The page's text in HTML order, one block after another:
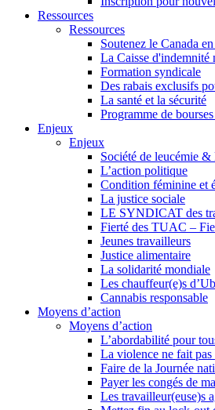
Ressources
Ressources
Soutenez le Canada
La Caisse d'indemnité
Formation syndicale
Des rabais exclusifs
La santé et la sécurité
Programme de
Enjeux
Enjeux
Société de leucémie
L’action politique
Condition féminine et
La justice sociale
LE SYNDICAT des
Fierté des TUAC –
Jeunes travailleurs
Justice alimentaire
La solidarité mondiale
Les chauffeur(e)s
Cannabis responsable
Moyens d’action
Moyens d’action
L’abordabilité pour
La violence ne fait pas
Faire de la Journée
Payer les congés de
Les travailleur(euse)s